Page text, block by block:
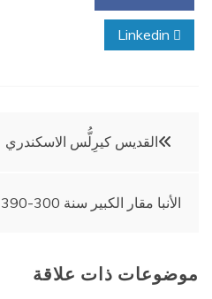
تصفّح
المقالات
القديس كيرِلُّس الاسكندري
الأنبا مقار الكبير سنة 300-390م
موضوعات ذات علاقة